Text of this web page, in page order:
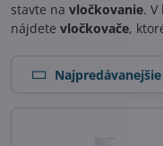
stavte na vločkovanie. V
nájdete vločkovače,
Najpredávanejšie